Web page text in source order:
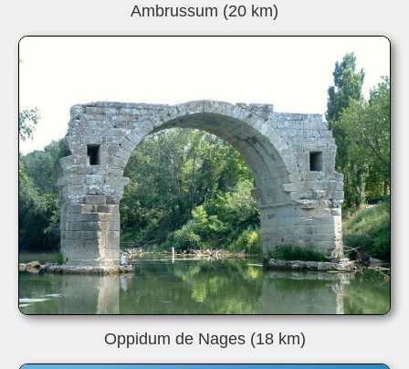
Ambrussum (20 km)
Oppidum de Nages (18 km)